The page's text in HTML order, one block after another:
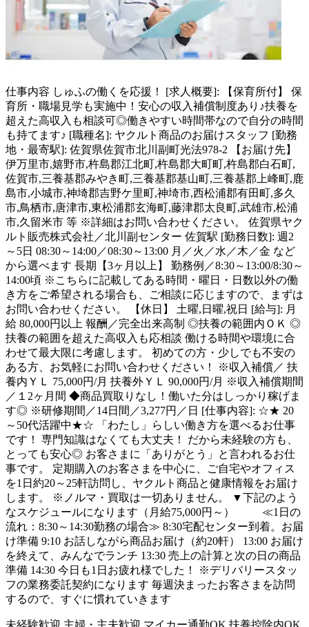
仕事内容 しゅふの働くを応援！ [求人概要]: 【保育所付】 保
育所・職場見学も実施中！安心の収入補償制度あり♪扶養を
超えた高収入も相談可◎働きやすい時間帯なので自分の時間
も持てます♪ [職種名]: ヤクルト商品のお届けスタッフ [勤務
地・最寄駅]: 佐賀県佐賀市北川副町光法978-2 【お届け先】
伊万里市,嬉野市,杵島郡江北町,杵島郡大町町,杵島郡白石町,
佐賀市,三養基郡みやき町,三養基郡基山町,三養基郡上峰町,鹿
島市,小城市,神埼郡吉野ケ里町,神埼市,西松浦郡有田町,多久
市,鳥栖市,唐津市,東松浦郡玄海町,藤津郡太良町,武雄市,松浦
市,久留米市 等 ※詳細はお問い合わせください。 佐賀県ヤク
ルト販売株式会社／北川副センター 佐賀駅 [勤務日数]: 週2
～5日 08:30～14:00／08:30～13:00 月／火／水／木／金 など
から選べます 長期【3ヶ月以上】 勤務例／8:30～13:00/8:30～
14:00頃 ※こちらに記載してある時間・曜日・日数以外の働
き方をご希望される場合も、ご相談に応じますので、まずは
お問い合わせください。 【休日】 土曜,日曜,祝日 [給与]: 月
給 80,000円以上 報酬／完全出来高制 ◎扶養の範囲内ＯＫ ◎
扶養の範囲を超えた高収入も応相談 働ける時間や環境に合
わせて最大限に考慮します。 初めての方・少しでも不安の
ある方、お気軽にお問い合わせください！ ※収入補償／ 扶
養内ＹＬ 75,000円/月 扶養外ＹＬ 90,000円/月 ※収入補償期間
／１2ヶ月間 ◆商品買取りなし！働いた分はしっかり稼げま
す◎ ※研修期間／14日間／3,277円／日 [仕事内容]: ☆★ 20
～50代活躍中★☆ 「わたし」らしい働き方を選べるお仕事
です！ 専門知識はなくても大丈夫！ だから未経験の方も、
とっても安心◎ お客さまに「ありがとう」と言われるお仕
事です。 定期購入のお客さまを中心に、ご自宅やオフィス
を1日約20～25軒訪問し、ヤクルト商品と健康情報をお届け
します。 ※ノルマ・買取は一切ありません。 ▼下記のよう
なスケジュールになります（月給75,000円～） ≪1日の
流れ：8:30～14:30勤務の場合≫ 8:30宅配センター到着。お届
け準備 9:10 お話しながら商品お届け（約20軒） 13:00 お届け
を終えて、みんなでランチ 13:30 売上の計算と次の日の商品
準備 14:30 今日も1日お疲れ様でした！ ※デリバリースタッ
フの業務委託契約になります 毎週決まったお客さまを訪問
するので、すぐに慣れていきます